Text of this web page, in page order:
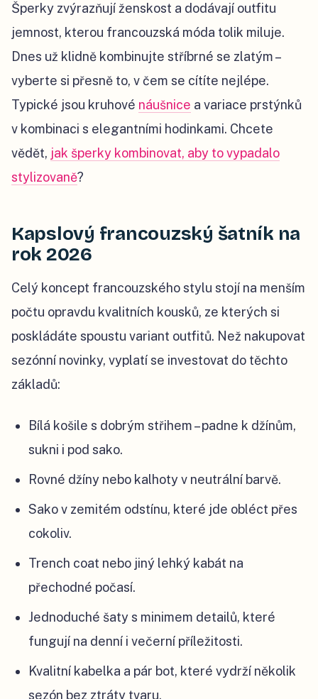
Šperky zvýrazňují ženskost a dodávají outfitu
jemnost, kterou francouzská móda tolik miluje.
Dnes už klidně kombinujte stříbrné se zlatým –
vyberte si přesně to, v čem se cítíte nejlépe.
Typické jsou kruhové náušnice a variace prstýnků
v kombinaci s elegantními hodinkami. Chcete
vědět, jak šperky kombinovat, aby to vypadalo
stylizovaně?
Kapslový francouzský šatník na
rok 2026
Celý koncept francouzského stylu stojí na menším
počtu opravdu kvalitních kousků, ze kterých si
poskládáte spoustu variant outfitů. Než nakupovat
sezónní novinky, vyplatí se investovat do těchto
základů:
Bílá košile s dobrým střihem – padne k džínům,
sukni i pod sako.
Rovné džíny nebo kalhoty v neutrální barvě.
Sako v zemitém odstínu, které jde obléct přes
cokoliv.
Trench coat nebo jiný lehký kabát na
přechodné počasí.
Jednoduché šaty s minimem detailů, které
fungují na denní i večerní příležitosti.
Kvalitní kabelka a pár bot, které vydrží několik
sezón bez ztráty tvaru.